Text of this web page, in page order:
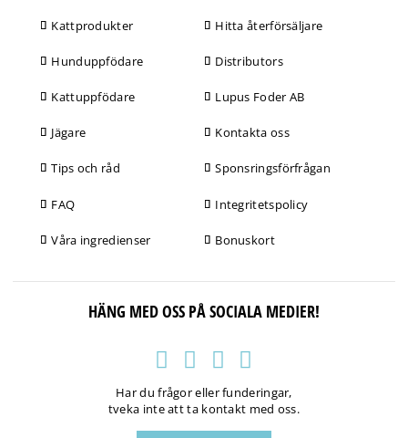
Kattprodukter
Hunduppfödare
Kattuppfödare
Jägare
Tips och råd
FAQ
Våra ingredienser
Hitta återförsäljare
Distributors
Lupus Foder AB
Kontakta oss
Sponsringsförfrågan
Integritetspolicy
Bonuskort
HÄNG MED OSS PÅ SOCIALA MEDIER!
Har du frågor eller funderingar,
tveka inte att ta kontakt med oss.